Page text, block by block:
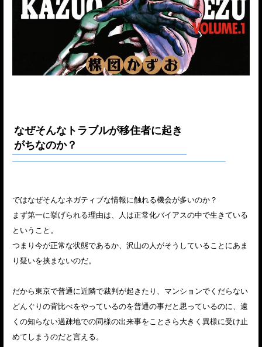
なぜそんなトラブルが移住者に起き
がちなのか？
ではなぜそんなネガティブな情報に触れる機会が多いのか？
まず第一に挙げられる理由は、人は正常化バイアスの中で生きている
ということ。
つまり今が正常な状態であるか、沢山の人がそうしていることにあま
り疑いを挟まないのだ。
だから東京で普通に近隣で裁判が起きたり、マンションでくだらない
どんぐりの背比べをやっているのを普通の事だと思っているのに、遠
くの知らない過疎地での同様の出来事をことさら大きく異様に受け止
めてしまうのだと言える。